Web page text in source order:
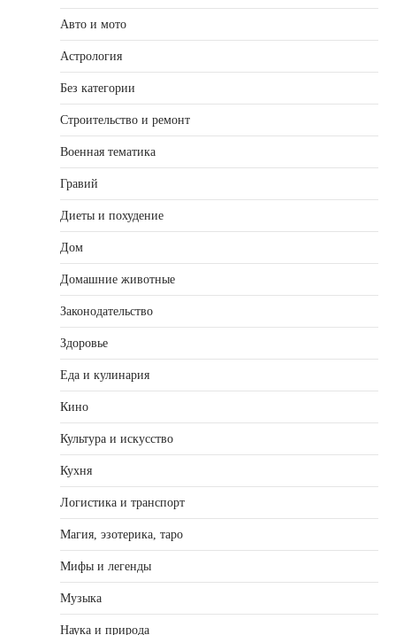
Авто и мото
Астрология
Без категории
Строительство и ремонт
Военная тематика
Гравий
Диеты и похудение
Дом
Домашние животные
Законодательство
Здоровье
Еда и кулинария
Кино
Культура и искусство
Кухня
Логистика и транспорт
Магия, эзотерика, таро
Мифы и легенды
Музыка
Наука и природа